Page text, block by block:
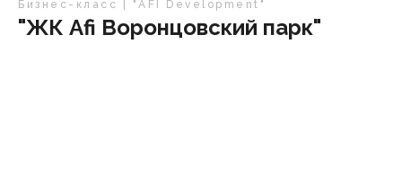
Бизнес-класс | "AFI Development"
"ЖК Afi Воронцовский парк"